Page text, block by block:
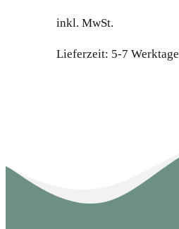
inkl. MwSt.
Lieferzeit: 5-7 Werktage